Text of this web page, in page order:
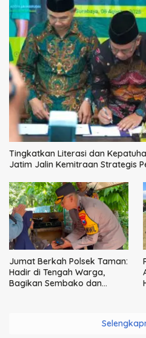
Tingkatkan Literasi dan
Jatim Jalin Kemitraan Strategis
Jumat Berkah Polsek Taman:
Hadir di Tengah Warga,
Bagikan Sembako dan